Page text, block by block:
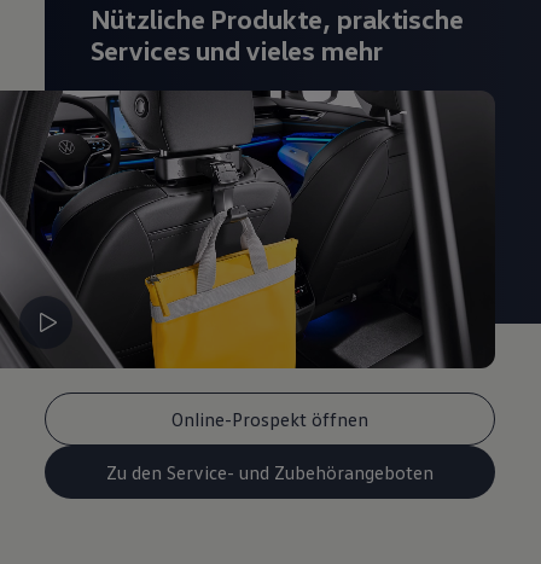
Online-Prospekt öffnen
Zu den Service- und Zubehörangeboten
Nützliche Produkte, praktische
Services und vieles mehr